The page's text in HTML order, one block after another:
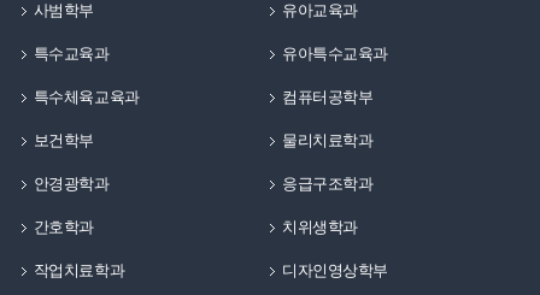
사범학부 유아교육과
특수교육과 유아특수교육과
특수체육교육과 컴퓨터공학부
보건학부 물리치료학과
안경광학과 응급구조학과
간호학과 치위생학과
작업치료학과 디자인영상학부